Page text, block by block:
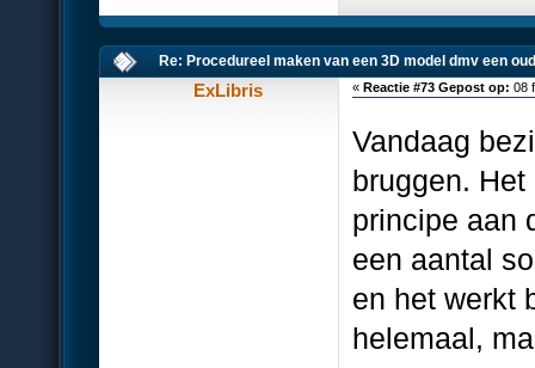
Re: Procedureel maken van een 3D model dmv een
ExLibris «Reactie #73 Gepost op: 08
Vandaag
bruggen.
principe aan
een aantal
en het werkt
helemaal,